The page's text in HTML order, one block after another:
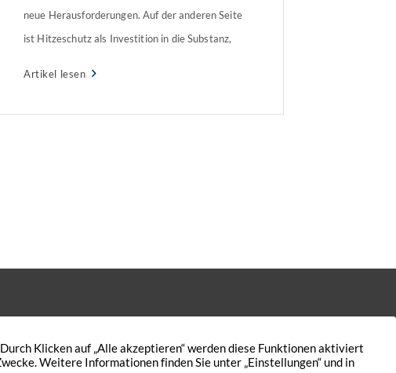
neue Herausforderungen. Auf der anderen Seite
ist Hitzeschutz als Investition in die Substanz,
Artikel lesen
21 Kontakt Nutzungsbedingungen